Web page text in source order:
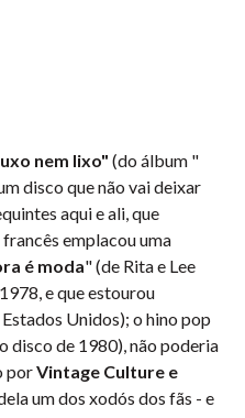
nem lixo" (do álbum "
disco que não vai deixar
aqui e ali, que
emplacou uma
é moda" (de Rita e Lee
e que estourou
Unidos); o hino pop
disco de 1980), não poderia
porVintage Culture e
um dos xodós dos fãs - e